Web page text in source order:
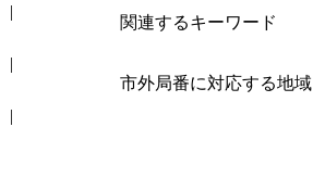
関連するキーワード
市外局番に対応する地域